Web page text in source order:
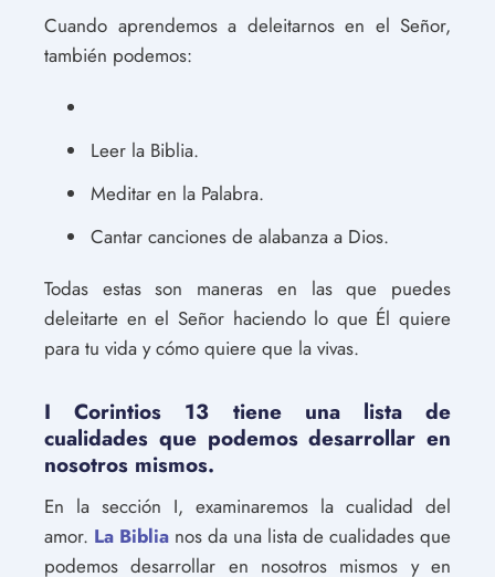
Cuando aprendemos a deleitarnos en el Señor,
también podemos:
Leer la Biblia.
Meditar en la Palabra.
Cantar canciones de alabanza a Dios.
Todas estas son maneras en las que puedes
deleitarte en el Señor haciendo lo que Él quiere
para tu vida y cómo quiere que la vivas.
I Corintios 13 tiene una lista de
cualidades que podemos desarrollar en
nosotros mismos.
En la sección I, examinaremos la cualidad del
amor. La Biblia nos da una lista de cualidades que
podemos desarrollar en nosotros mismos y en